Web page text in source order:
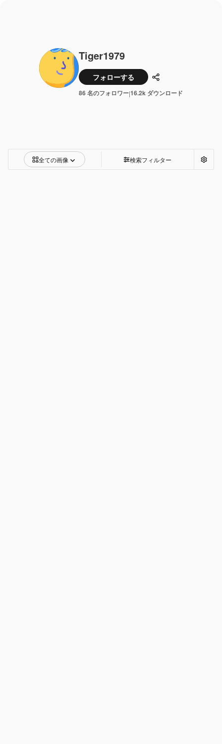
Tiger1979
フォローする 共有
86 名のフォロワー|16.2k ダウンロード
全ての画像 検索フィルター